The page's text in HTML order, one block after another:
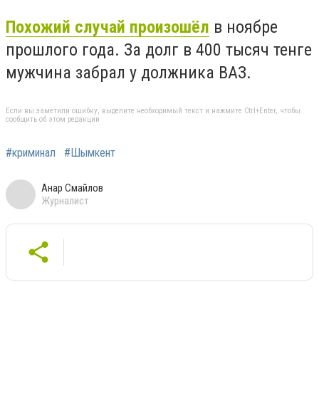
Похожий случай произошёл в ноябре
прошлого года. За долг в 400 тысяч тенге
мужчина забрал у должника ВАЗ.
Если вы заметили ошибку, выделите необходимый текст и нажмите Ctrl+Enter, чтобы
сообщить об этом редакции
#криминал #Шымкент
Анар Смайлов
Журналист